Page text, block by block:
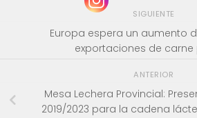
SIGUIENTE
Europa espera un aumento
exportaciones de carne
ANTERIOR
Mesa Lechera Provincial:
2019/2023 para la cadena